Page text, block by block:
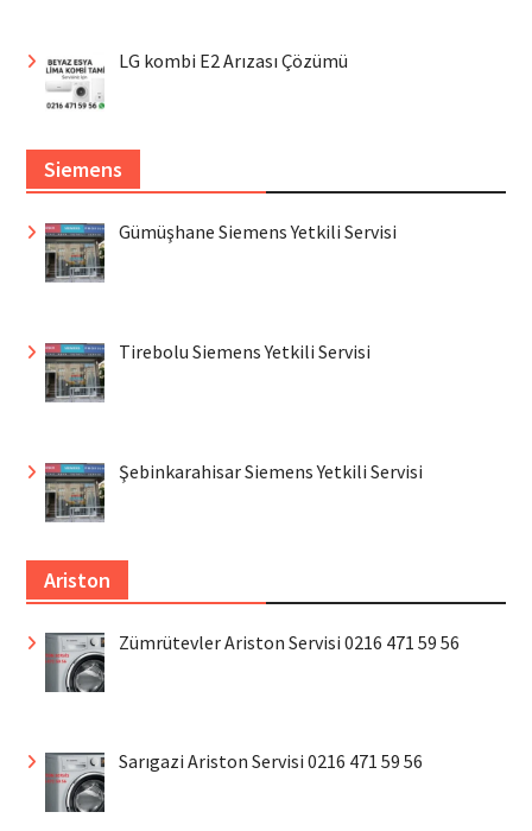
LG kombi E2 Arızası Çözümü
Siemens
Gümüşhane Siemens Yetkili Servisi
Tirebolu Siemens Yetkili Servisi
Şebinkarahisar Siemens Yetkili Servisi
Ariston
Zümrütevler Ariston Servisi 0216 471 59 56
Sarıgazi Ariston Servisi 0216 471 59 56